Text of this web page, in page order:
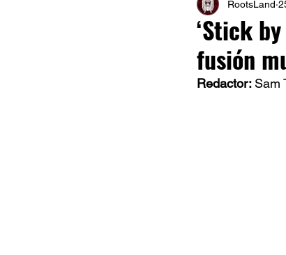
Recomendaciones Videos
Cultura
‘Stick
fusión
RootsLand
Redactor: Sam